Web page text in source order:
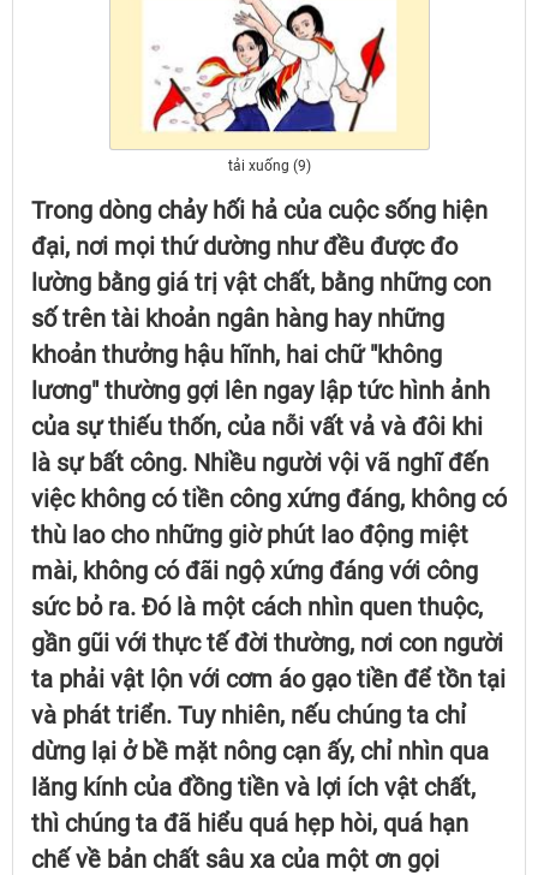
tải xuống (9)
Trong dòng chảy hối hả của cuộc sống hiện
đại, nơi mọi thứ dường như đều được đo
lường bằng giá trị vật chất, bằng những con
số trên tài khoản ngân hàng hay những
khoản thưởng hậu hĩnh, hai chữ "không
lương" thường gợi lên ngay lập tức hình ảnh
của sự thiếu thốn, của nỗi vất vả và đôi khi
là sự bất công. Nhiều người vội vã nghĩ đến
việc không có tiền công xứng đáng, không có
thù lao cho những giờ phút lao động miệt
mài, không có đãi ngộ xứng đáng với công
sức bỏ ra. Đó là một cách nhìn quen thuộc,
gần gũi với thực tế đời thường, nơi con người
ta phải vật lộn với cơm áo gạo tiền để tồn tại
và phát triển. Tuy nhiên, nếu chúng ta chỉ
dừng lại ở bề mặt nông cạn ấy, chỉ nhìn qua
lăng kính của đồng tiền và lợi ích vật chất,
thì chúng ta đã hiểu quá hẹp hòi, quá hạn
chế về bản chất sâu xa của một ơn gọi